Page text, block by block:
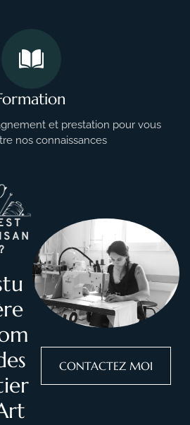
et prestation pour vous
nos connaissances
CONTACTEZ MOI